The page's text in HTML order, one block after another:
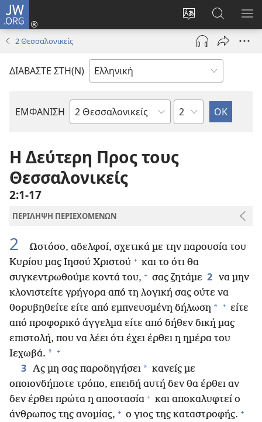
JW.ORG
Αλλαγή
γλώσσας
ιστότοπου
Σύνδεση
(ανοίγει
παράθυρο)
στο
JW.ORG
2 Θεσσαλονικείς
ΔΙΑΒΑΣΤΕ ΣΤΗ(Ν)
ΕΜΦΑΝΙΣΗ
Βιβλίο
Γραφής
Κεφάλαιο
Η Δεύτερη Προς τους
Θεσσαλονικείς
2:1-17
ΠΕΡΙΛΗΨΗ ΠΕΡΙΕΧΟΜΕΝΩΝ
2
Ωστόσο, αδελφοί, σχετικά με την παρουσία του
Κυρίου μας Ιησού Χριστού + και το ότι θα
συγκεντρωθούμε κοντά του, + σας ζητάμε 2 να μην
κλονιστείτε γρήγορα από τη λογική σας ούτε να
θορυβηθείτε είτε από εμπνευσμένη δήλωση * + είτε
από προφορικό άγγελμα είτε από δήθεν δική μας
επιστολή, που να λέει ότι έχει έρθει η ημέρα του
Ιεχωβά. * +
3 Ας μη σας παροδηγήσει * κανείς με
οποιονδήποτε τρόπο, επειδή αυτή δεν θα έρθει αν
δεν έρθει πρώτα η αποστασία + και αποκαλυφτεί ο
άνθρωπος της ανομίας, + ο γιος της καταστροφής. +